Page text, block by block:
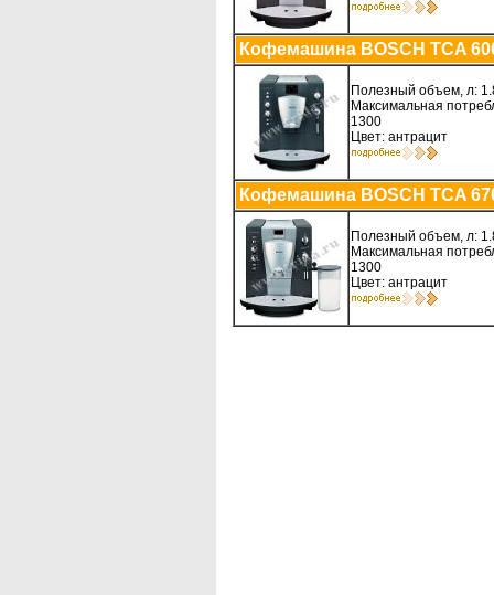
Кофемашина BOSCH TCA
Полезный объем, л:
Максимальная
1300
Цвет: антрацит
Кофемашина BOSCH TCA
Полезный объем, л:
Максимальная
1300
Цвет: антрацит